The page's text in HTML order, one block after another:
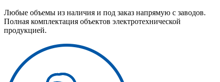
Любые объемы из наличия и под заказ напрямую с заводов.
Полная комплектация объектов электротехнической
продукцией.